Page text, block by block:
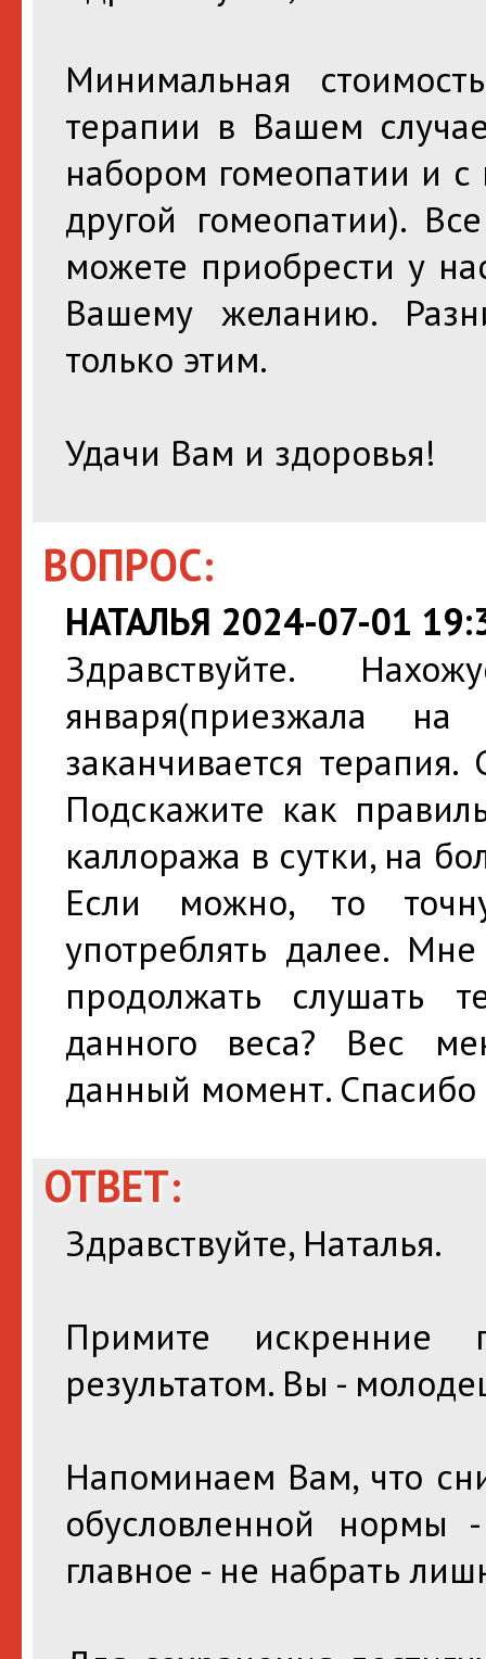
Минимальная
терапии в Вашем
набором гомеопатии и
другой гомеопатии).
можете приобрести у
Вашему желанию.
только этим.
Удачи Вам и здоровья!
ВОПРОС:
НАТАЛЬЯ 2024-07-01
Здравствуйте.
января(приезжала
заканчивается
Подскажите как
каллоража в сутки, на
Если можно, то
употреблять далее.
продолжать слушать
данного веса? Вес
данный момент.
ОТВЕТ:
Здравствуйте, Наталья.
Примите искренние
результатом. Вы -
Напоминаем Вам, что
обусловленной нормы
главное - не набрать